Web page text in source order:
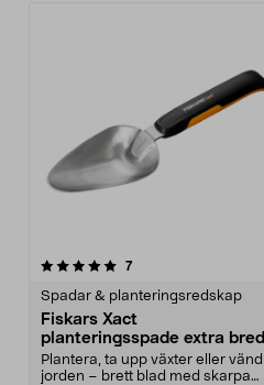
7recensioner
Spadar & planteringsredskap
Fiskars Xact
planteringsspade extra bred
Plantera, ta upp växter eller vänd
jorden – brett blad med skarpa